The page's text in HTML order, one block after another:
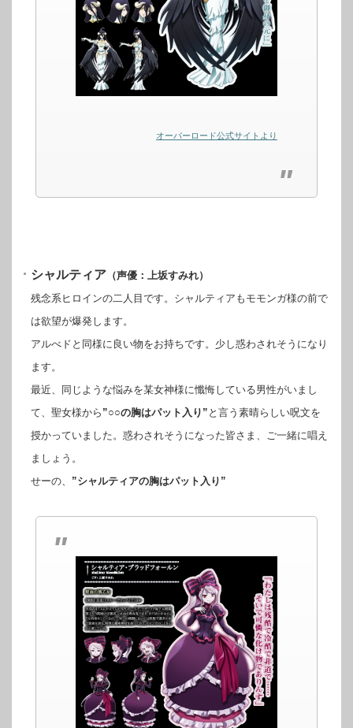
オーバーロード公式サイトより
シャルティア （声優：上坂すみれ）
残念系ヒロインの二人目です。シャルティアもモモンガ様の前で
は欲望が爆発します。
アルべドと同様に良い物をお持ちです。少し惑わされそうになり
ます。
最近、同じような悩みを某女神様に懺悔している男性がいまし
て、聖女様から ”○○の胸はパット入り” と言う素晴らしい呪文を
授かっていました。惑わされそうになった皆さま、ご一緒に唱え
ましょう。
せーの、 ”シャルティアの胸はパット入り”